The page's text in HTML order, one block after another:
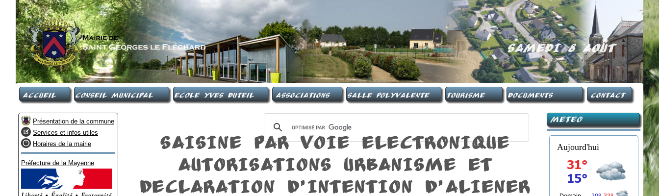
SAMEDI 8 AOûT
Accueil Conseil Municipal Ecole Yves Duteil Associations Salle Polyvalente Tourisme Documents Contact
Présentation de la commune
Services et infos utiles
Horaires de la mairie
Préfecture de la Mayenne
Meteo
Aujourd'hui
SAISINE PAR VOIE eLECTRONIQUE
AUTORISATIONS URBANISME ET
DeCLARATION D'INTENTION D'ALIeNER